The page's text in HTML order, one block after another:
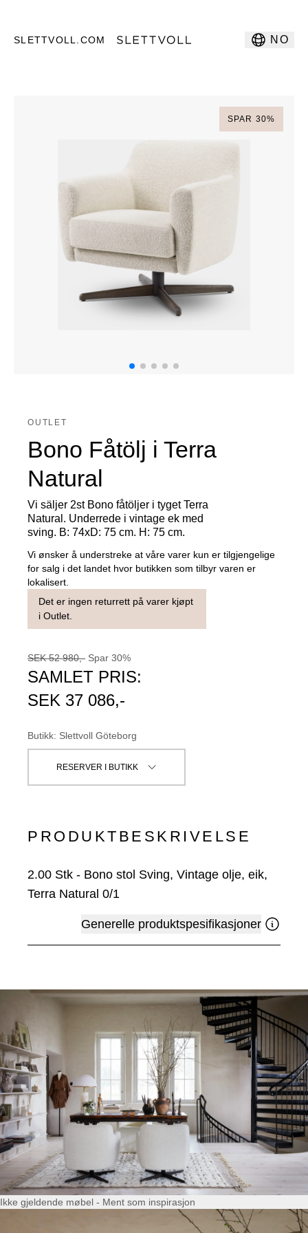
SLETTVOLL.COM NO
SPAR 30%
OUTLET
Bono Fåtölj i Terra
Natural
Vi säljer 2st Bono fåtöljer i tyget Terra
Natural. Underrede i vintage ek med
sving. B: 74xD: 75 cm. H: 75 cm.
Vi ønsker å understreke at våre varer kun er tilgjengelige
for salg i det landet hvor butikken som tilbyr varen er
lokalisert.
Det er ingen returrett på varer kjøpt
i Outlet.
SEK 52 980,- Spar 30%
SAMLET PRIS:
SEK 37 086,-
Butikk: Slettvoll Göteborg
RESERVER I BUTIKK
PRODUKTBESKRIVELSE
2.00 Stk - Bono stol Sving, Vintage olje, eik,
Terra Natural 0/1
Generelle produktspesifikasjoner
Ikke gjeldende møbel - Ment som inspirasjon